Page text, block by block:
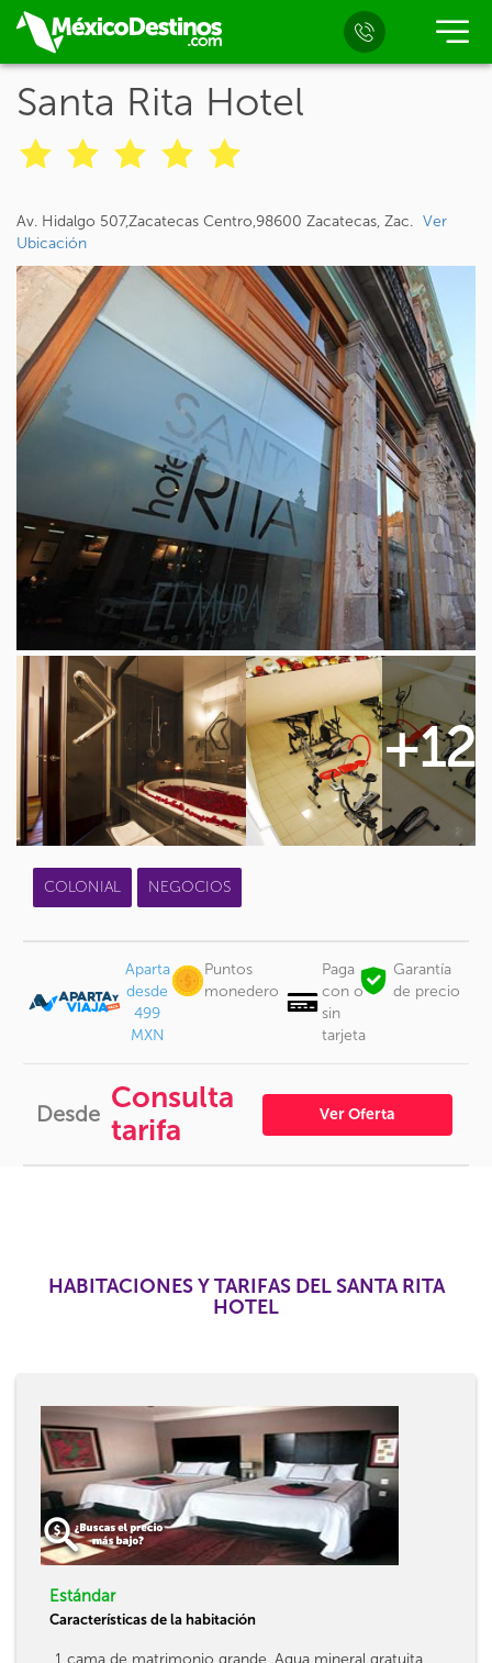
Santa Rita Hotel
Av. Hidalgo 507,Zacatecas Centro,98600 Zacatecas, Zac. Ver
Ubicación
+12
COLONIAL NEGOCIOS
Aparta
desde
499
MXN
Puntos
monedero
Paga
con o
sin
tarjeta
Garantía
de precio
Desde Consulta
tarifa
Ver Oferta
HABITACIONES Y TARIFAS DEL SANTA RITA
HOTEL
Estándar
Características de la habitación
1 cama de matrimonio grande, Agua mineral gratuita,